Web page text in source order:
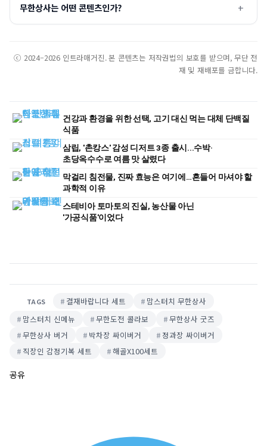
무한상사는 어떤 콘텐츠인가?
ⓒ 2024–2026 인트라매거진. 본 콘텐츠는 저작권법의 보호를 받으며, 무단 전
재 및 재배포를 금합니다.
건강과 환경을 위한 선택, 고기 대신 먹는 대체 단백질
식품
삼립, '촌캉스' 감성 디저트 3종 출시...수박·
초당옥수수로 여름 맛 살렸다
막걸리 침전물, 진짜 효능은 여기에…흔들어 마셔야 할
과학적 이유
스테비아 토마토의 진실, 농산물 아닌
'가공식품'이었다
TAGS 결재바랍니다 세트
맘스터치 무한상사
맘스터치 신메뉴
무한도전 콜라보
무한상사 굿즈
무한상사 버거
박차장 싸이버거
정과장 싸이버거
직장인 감정기복 세트
해골X100세트
공유